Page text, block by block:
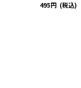
495円 (税込)